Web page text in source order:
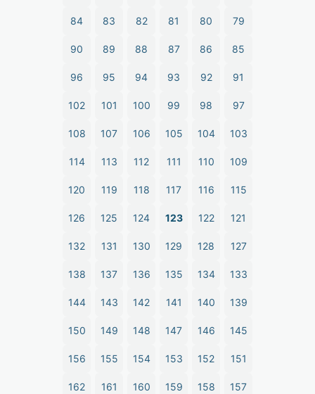
79
80
81
82
83
84
85
86
87
88
89
90
91
92
93
94
95
96
97
98
99
100
101
102
103
104
105
106
107
108
109
110
111
112
113
114
115
116
117
118
119
120
121
122
123
124
125
126
127
128
129
130
131
132
133
134
135
136
137
138
139
140
141
142
143
144
145
146
147
148
149
150
151
152
153
154
155
156
157
158
159
160
161
162